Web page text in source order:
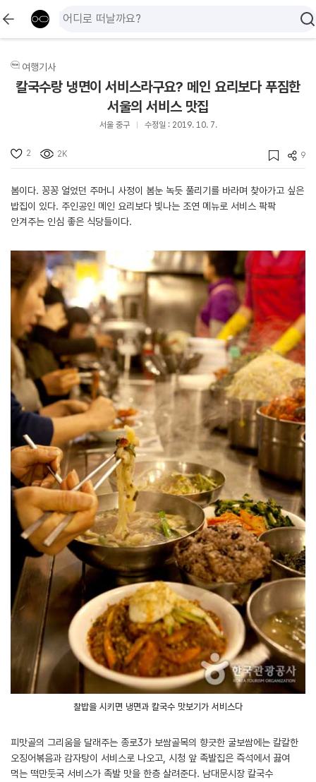
여행기사
칼국수랑 냉면이 서비스라구요? 메인 요리보다 푸짐한
서울의 서비스 맛집
서울 중구 수정일 : 2019. 10. 7.
2 2K 9
봄이다. 꽁꽁 얼었던 주머니 사정이 봄눈 녹듯 풀리기를 바라며 찾아가고 싶은
밥집이 있다. 주인공인 메인 요리보다 빛나는 조연 메뉴로 서비스 팍팍
안겨주는 인심 좋은 식당들이다.
찰밥을 시키면 냉면과 칼국수 맛보기가 서비스다
피맛골의 그리움을 달래주는 종로3가 보쌈골목의 향긋한 굴보쌈에는 칼칼한
오징어볶음과 감자탕이 서비스로 나오고, 시청 앞 족발집은 즉석에서 끓여
먹는 떡만둣국 서비스가 족발 맛을 한층 살려준다. 남대문시장 칼국수